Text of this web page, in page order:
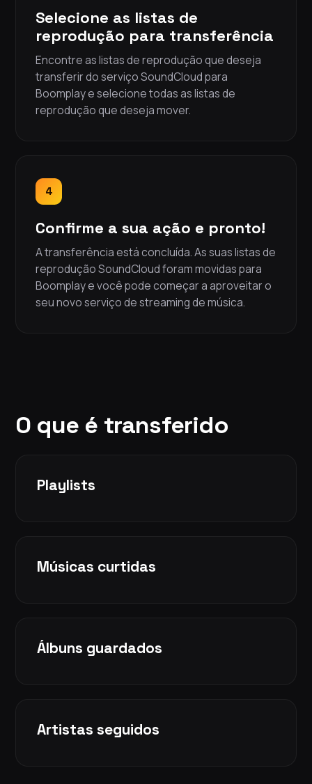
Selecione as listas de
reprodução para transferência
Encontre as listas de reprodução que deseja
transferir do serviço SoundCloud para
Boomplay e selecione todas as listas de
reprodução que deseja mover.
4
Confirme a sua ação e pronto!
A transferência está concluída. As suas listas de
reprodução SoundCloud foram movidas para
Boomplay e você pode começar a aproveitar o
seu novo serviço de streaming de música.
O que é transferido
Playlists
Músicas curtidas
Álbuns guardados
Artistas seguidos